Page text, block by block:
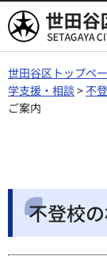
世田谷区
世田谷区トップペ
学支援・相談>不
ご案内
不登校